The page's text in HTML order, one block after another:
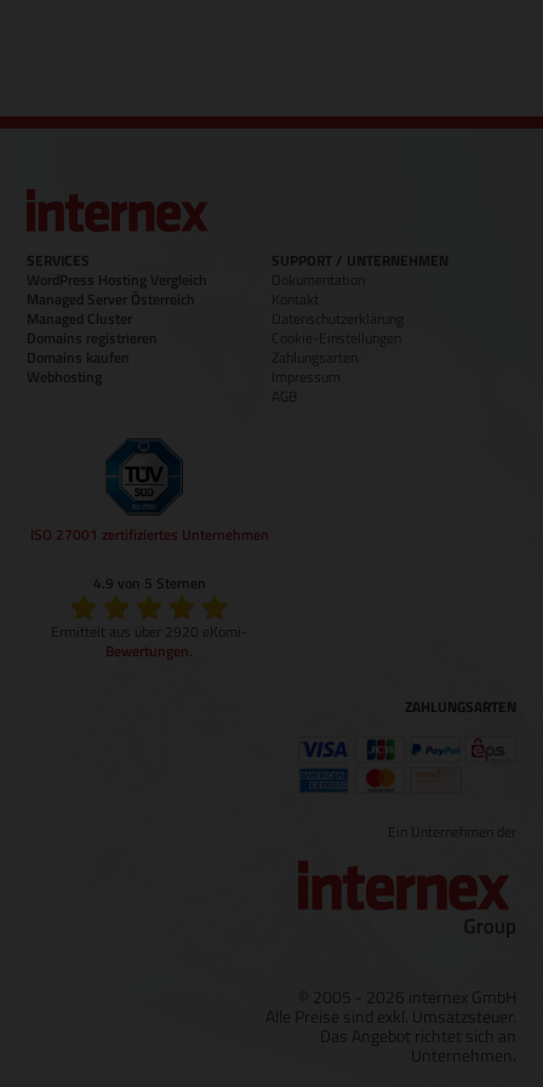
SERVICES
WordPress Hosting Vergleich
Managed Server Österreich
Managed Cluster
Domains registrieren
Domains kaufen
Webhosting
SUPPORT / UNTERNEHMEN
Dokumentation
Kontakt
Datenschutzerklärung
Cookie-Einstellungen
Zahlungsarten
Impressum
AGB
ISO 27001 zertifiziertes Unternehmen
4.9 von 5 Sternen
Ermittelt aus über 2920 eKomi-
Bewertungen
ZAHLUNGSARTEN
Ein Unternehmen der
© 2005 - 2026 internex GmbH
Alle Preise sind exkl. Umsatzsteuer.
Das Angebot richtet sich an
Unternehmen.